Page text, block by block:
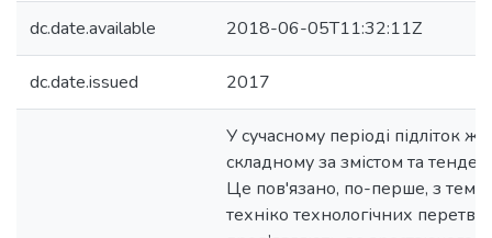
dc.date.available 2018-06-05T11:32:11Z
dc.date.issued 2017
У сучасному періоді підліток
складному за змістом та
Це пов'язано, по-перше, з
техніко технологічних